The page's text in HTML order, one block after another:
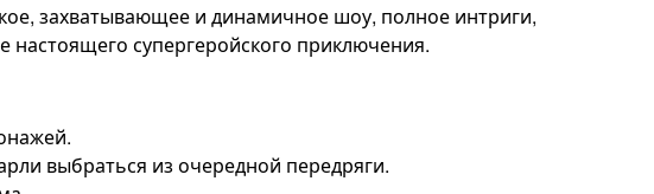
захватывающее и динамичное шоу, полное интриги,
настоящего супергеройского приключения.
выбраться из очередной передряги.